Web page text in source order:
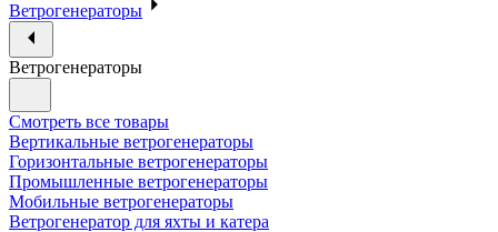
Ветрогенераторы
Ветрогенераторы
Смотреть все товары
Вертикальные ветрогенераторы
Горизонтальные ветрогенераторы
Промышленные ветрогенераторы
Мобильные ветрогенераторы
Ветрогенератор для яхты и катера